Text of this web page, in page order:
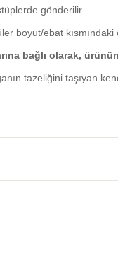
gönderilir.
boyut/ebat kısmındaki
bağlı olarak,
tazeliğini taşıyan